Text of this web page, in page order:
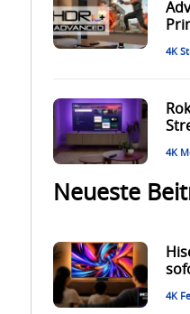
4K
4K
Neueste
4K